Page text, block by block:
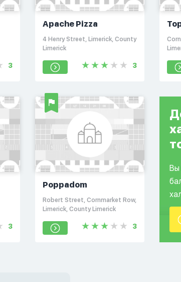
3
Apache Pizza
4 Henry Street, Limerick, County
Limerick
3
3
Poppadom
Robert Street, Cornmarket Row,
Limerick, County Limerick
3
Вы